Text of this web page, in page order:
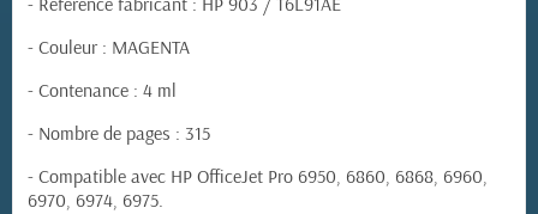
- Couleur : MAGENTA
- Contenance : 4 ml
- Nombre de pages : 315
- Compatible avec HP OfficeJet Pro 6950, 6860, 6868, 6960,
6970, 6974, 6975.